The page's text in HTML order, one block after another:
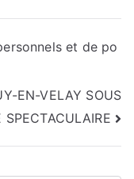
et de po
EN-VELAY SOUS